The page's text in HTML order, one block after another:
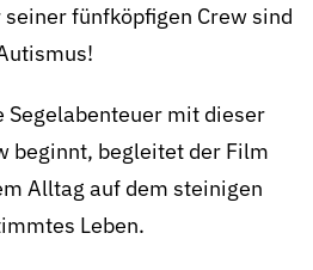
fünfköpfigen Crew sind
Segelabenteuer mit dieser
beginnt, begleitet der Film
Alltag auf dem steinigen
Leben.